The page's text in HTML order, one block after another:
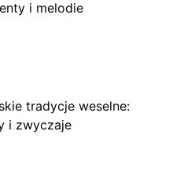
i melodie
tradycje weselne:
i zwyczaje